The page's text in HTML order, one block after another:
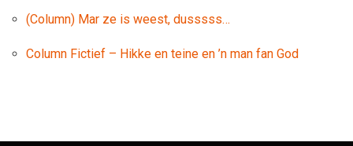
(Column) Mar ze is weest, dusssss…
Column Fictief – Hikke en teine en ’n man fan God